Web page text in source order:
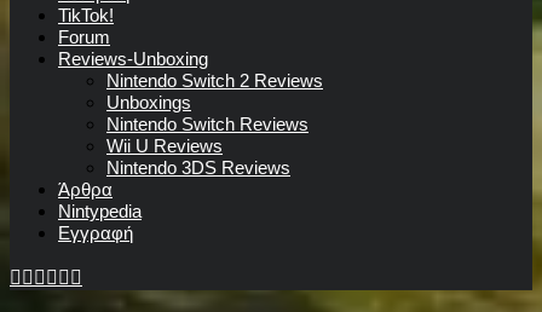
TikTok!
Forum
Reviews-Unboxing
Nintendo Switch 2 Reviews
Unboxings
Nintendo Switch Reviews
Wii U Reviews
Nintendo 3DS Reviews
Άρθρα
Nintypedia
Εγγραφή